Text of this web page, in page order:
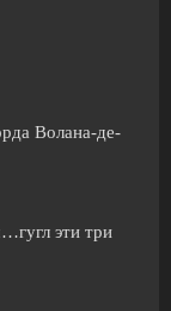
Волана-де-
эти три